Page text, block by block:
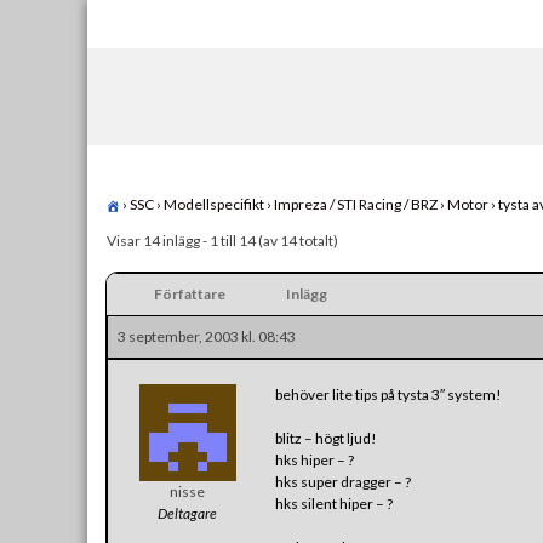
› SSC › Modellspecifikt › Impreza / STI Racing / BRZ › Motor › tysta
Visar 14 inlägg - 1 till 14 (av 14 totalt)
Författare Inlägg
3 september, 2003 kl. 08:43
nisse
Deltagare
behöver lite tips på tysta 3″ system!
blitz – högt ljud!
hks hiper – ?
hks super dragger – ?
hks silent hiper – ?